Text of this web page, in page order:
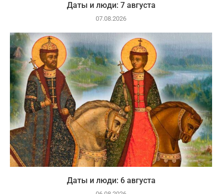
Даты и люди: 7 августа
07.08.2026
Даты и люди: 6 августа